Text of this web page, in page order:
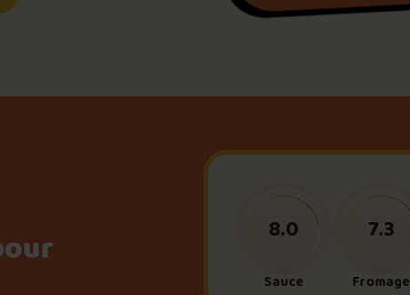
Le palmarès d’Olivier Primeau
Foire aux questions
Sauce
8.0
Fromage
7.3